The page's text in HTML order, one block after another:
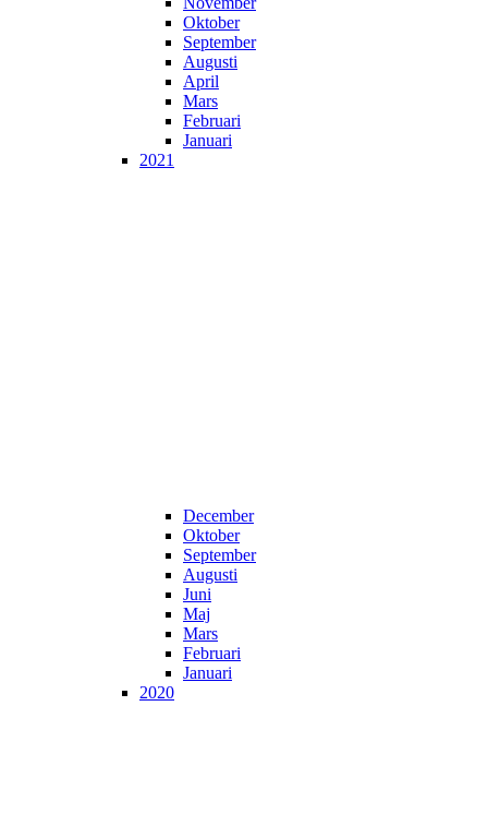
Oktober
September
Augusti
April
Mars
Februari
Januari
2021
December
Oktober
September
Augusti
Juni
Maj
Mars
Februari
Januari
2020